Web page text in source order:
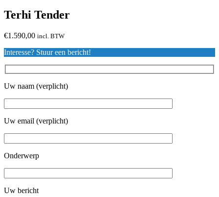
Terhi Tender
€1.590,00 incl. BTW
Interesse? Stuur een bericht!
Uw naam (verplicht)
Uw email (verplicht)
Onderwerp
Uw bericht